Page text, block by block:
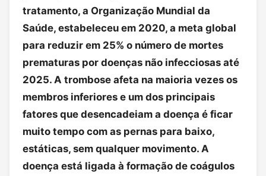
tratamento, a Organização Mundial da
Saúde, estabeleceu em 2020, a meta global
para reduzir em 25% o número de mortes
prematuras por doenças não infecciosas até
2025. A trombose afeta na maioria vezes os
membros inferiores e um dos principais
fatores que desencadeiam a doença é ficar
muito tempo com as pernas para baixo,
estáticas, sem qualquer movimento. A
doença está ligada à formação de coágulos